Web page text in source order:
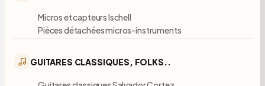
Micros et capteurs Ischell
Pièces détachées micros-instruments
GUITARES CLASSIQUES, FOLKS..